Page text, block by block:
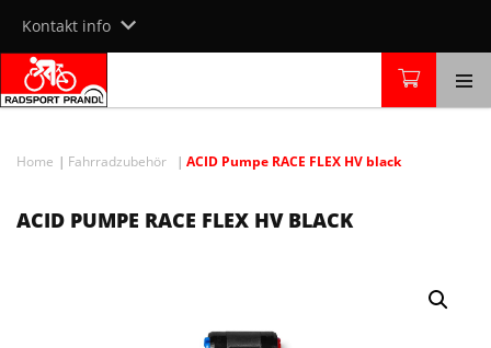
content
Kontakt info
Home Fahrradzubehör ACID Pumpe RACE FLEX HV black
ACID PUMPE RACE FLEX HV BLACK